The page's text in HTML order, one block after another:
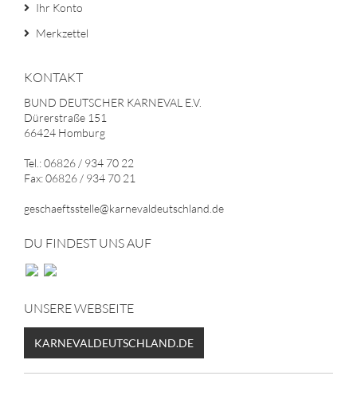
Ihr Konto
Merkzettel
KONTAKT
BUND DEUTSCHER KARNEVAL E.V.
Dürerstraße 151
66424 Homburg
Tel.: 06826 / 934 70 22
Fax: 06826 / 934 70 21
geschaeftsstelle@karnevaldeutschland.de
DU FINDEST UNS AUF
UNSERE WEBSEITE
KARNEVALDEUTSCHLAND.DE